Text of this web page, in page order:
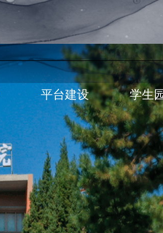
平台建设 学生